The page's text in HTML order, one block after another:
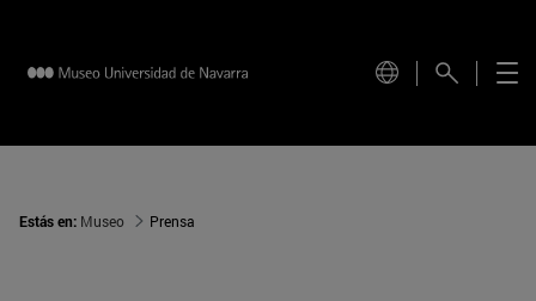
Estás en: Museo Prensa